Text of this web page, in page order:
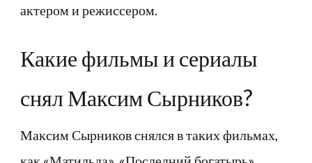
актером и режиссером.
Какие фильмы и сериалы
снял Максим Сырников?
Максим Сырников снялся в таких фильмах,